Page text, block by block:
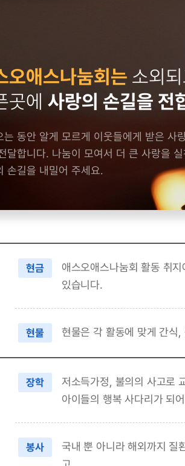
오애스나눔회는 소외
곳에 사랑의 손길을 전
는 동안 알게 모르게 이웃들에게 받은 사
달합니다. 나눔이 모여서 더 큰 사랑을
손길을 내밀어 주세요.
현금
애스오애스나눔회 활동 취
있습니다.
현물 현물은 각 활동에 맞게 간식
장학
저소득가정, 불의의 사고로
아이들의 행복 사다리가 되
봉사
국내 뿐 아니라 해외까지 질